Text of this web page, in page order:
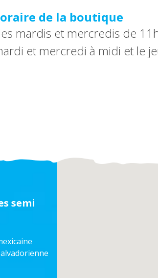
de la boutique
mardis et mercredis de
et mercredi à midi et le
semi